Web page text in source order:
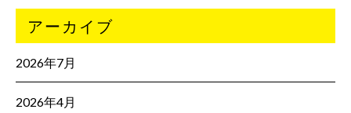
アーカイブ
2026年7月
2026年4月